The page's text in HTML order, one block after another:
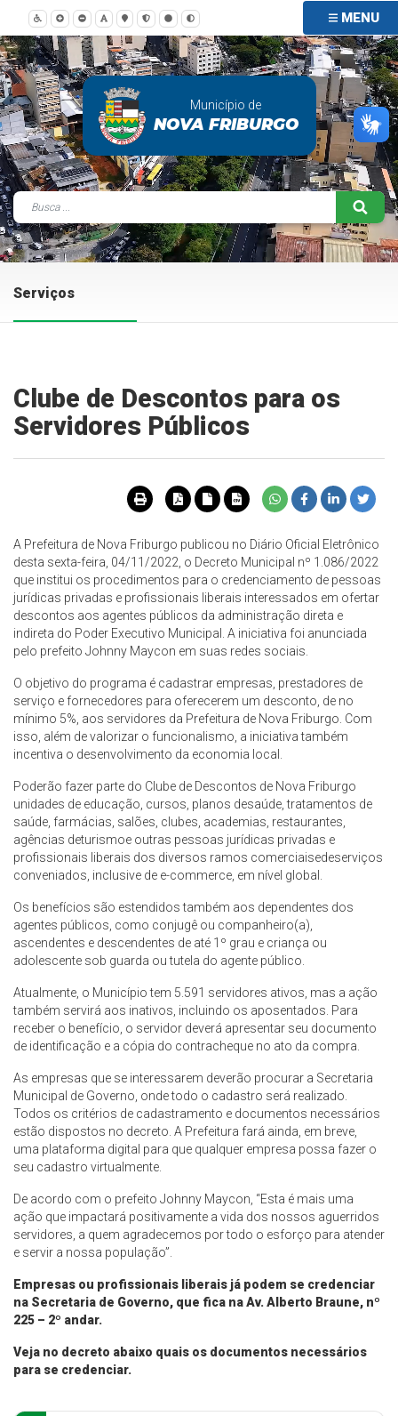
MENU
Município de
NOVA FRIBURGO
Serviços
Clube de Descontos para os
Servidores Públicos
A Prefeitura de Nova Friburgo publicou no Diário Oficial Eletrônico
desta sexta-feira, 04/11/2022, o Decreto Municipal nº 1.086/2022
que institui os procedimentos para o credenciamento de pessoas
jurídicas privadas e profissionais liberais interessados em ofertar
descontos aos agentes públicos da administração direta e
indireta do Poder Executivo Municipal. A iniciativa foi anunciada
pelo prefeito Johnny Maycon em suas redes sociais.
O objetivo do programa é cadastrar empresas, prestadores de
serviço e fornecedores para oferecerem um desconto, de no
mínimo 5%, aos servidores da Prefeitura de Nova Friburgo. Com
isso, além de valorizar o funcionalismo, a iniciativa também
incentiva o desenvolvimento da economia local.
Poderão fazer parte do Clube de Descontos de Nova Friburgo
unidades de educação, cursos, planos desaúde, tratamentos de
saúde, farmácias, salões, clubes, academias, restaurantes,
agências deturismoe outras pessoas jurídicas privadas e
profissionais liberais dos diversos ramos comerciaisedeserviços
conveniados, inclusive de e-commerce, em nível global.
Os benefícios são estendidos também aos dependentes dos
agentes públicos, como conjugê ou companheiro(a),
ascendentes e descendentes de até 1º grau e criança ou
adolescente sob guarda ou tutela do agente público.
Atualmente, o Município tem 5.591 servidores ativos, mas a ação
também servirá aos inativos, incluindo os aposentados. Para
receber o benefício, o servidor deverá apresentar seu documento
de identificação e a cópia do contracheque no ato da compra.
As empresas que se interessarem deverão procurar a Secretaria
Municipal de Governo, onde todo o cadastro será realizado.
Todos os critérios de cadastramento e documentos necessários
estão dispostos no decreto. A Prefeitura fará ainda, em breve,
uma plataforma digital para que qualquer empresa possa fazer o
seu cadastro virtualmente.
De acordo com o prefeito Johnny Maycon, “Esta é mais uma
ação que impactará positivamente a vida dos nossos aguerridos
servidores, a quem agradecemos por todo o esforço para atender
e servir a nossa população”.
Empresas ou profissionais liberais já podem se credenciar
na Secretaria de Governo, que fica na Av. Alberto Braune, nº
225 – 2º andar.
Veja no decreto abaixo quais os documentos necessários
para se credenciar.